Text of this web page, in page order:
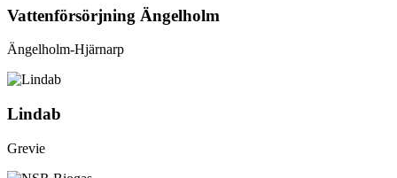
Vattenförsörjning Ängelholm
Ängelholm-Hjärnarp
Lindab
Grevie